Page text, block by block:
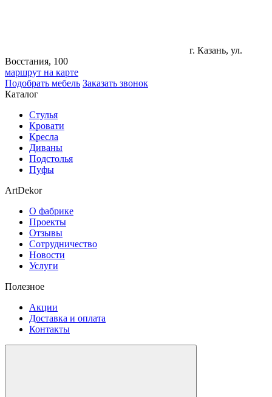
г. Казань, ул.
Восстания, 100
маршрут на карте
Подобрать мебель Заказать звонок
Каталог
Стулья
Кровати
Кресла
Диваны
Подстолья
Пуфы
ArtDekor
О фабрике
Проекты
Отзывы
Сотрудничество
Новости
Услуги
Полезное
Акции
Доставка и оплата
Контакты